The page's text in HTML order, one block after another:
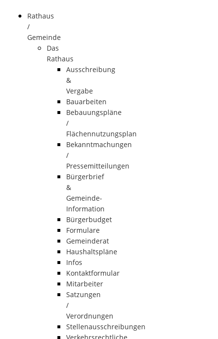
Rathaus
/
Gemeinde
Das
Rathaus
Ausschreibung
&
Vergabe
Bauarbeiten
Bebauungspläne
/
Flächennutzungsplan
Bekanntmachungen
/
Pressemitteilungen
Bürgerbrief
&
Gemeinde-
Information
Bürgerbudget
Formulare
Gemeinderat
Haushaltspläne
Infos
Kontaktformular
Mitarbeiter
Satzungen
/
Verordnungen
Stellenausschreibungen
Verkehrsrechtliche